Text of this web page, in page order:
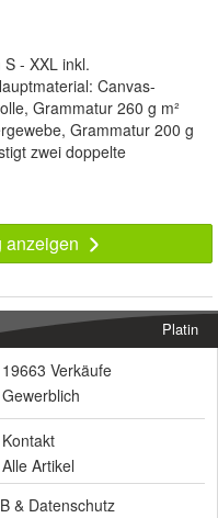
- XXL inkl.
Canvas-
Grammatur 260 g m²
Grammatur 200 g
zwei doppelte
anzeigen
Platin
19663 Verkäufe
Gewerblich
Kontakt
Alle Artikel
& Datenschutz